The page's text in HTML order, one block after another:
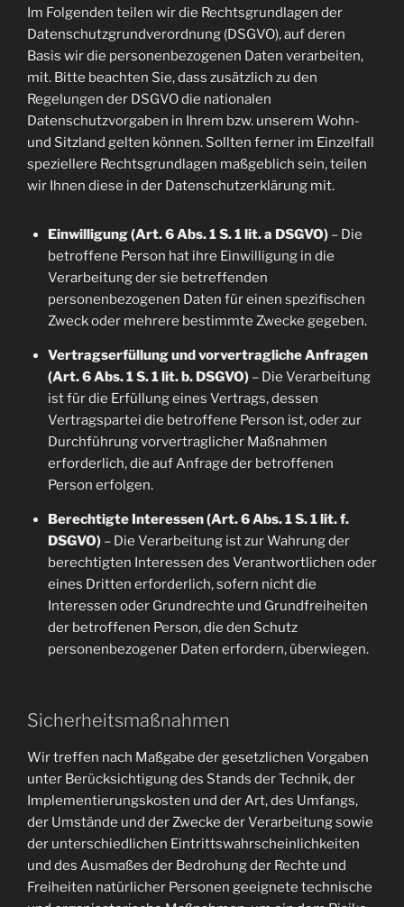
Im Folgenden teilen wir die Rechtsgrundlagen der
Datenschutzgrundverordnung (DSGVO), auf deren
Basis wir die personenbezogenen Daten verarbeiten,
mit. Bitte beachten Sie, dass zusätzlich zu den
Regelungen der DSGVO die nationalen
Datenschutzvorgaben in Ihrem bzw. unserem Wohn-
und Sitzland gelten können. Sollten ferner im Einzelfall
speziellere Rechtsgrundlagen maßgeblich sein, teilen
wir Ihnen diese in der Datenschutzerklärung mit.
Einwilligung (Art. 6 Abs. 1 S. 1 lit. a DSGVO)– Die
betroffene Person hat ihre Einwilligung in die
Verarbeitung der sie betreffenden
personenbezogenen Daten für einen spezifischen
Zweck oder mehrere bestimmte Zwecke gegeben.
Vertragserfüllung und vorvertragliche Anfragen
(Art. 6 Abs. 1 S. 1 lit. b. DSGVO)– Die Verarbeitung
ist für die Erfüllung eines Vertrags, dessen
Vertragspartei die betroffene Person ist, oder zur
Durchführung vorvertraglicher Maßnahmen
erforderlich, die auf Anfrage der betroffenen
Person erfolgen.
Berechtigte Interessen (Art. 6 Abs. 1 S. 1 lit. f.
DSGVO)– Die Verarbeitung ist zur Wahrung der
berechtigten Interessen des Verantwortlichen oder
eines Dritten erforderlich, sofern nicht die
Interessen oder Grundrechte und Grundfreiheiten
der betroffenen Person, die den Schutz
personenbezogener Daten erfordern, überwiegen.
Sicherheitsmaßnahmen
Wir treffen nach Maßgabe der gesetzlichen Vorgaben
unter Berücksichtigung des Stands der Technik, der
Implementierungskosten und der Art, des Umfangs,
der Umstände und der Zwecke der Verarbeitung sowie
der unterschiedlichen Eintrittswahrscheinlichkeiten
und des Ausmaßes der Bedrohung der Rechte und
Freiheiten natürlicher Personen geeignete technische